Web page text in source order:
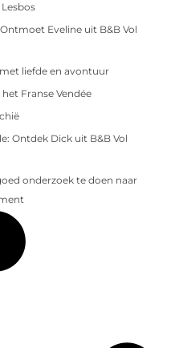
Eveline uit B&B Vol
liefde en avontuur
Franse Vendée
Ontdek Dick uit B&B Vol
onderzoek te doen naar